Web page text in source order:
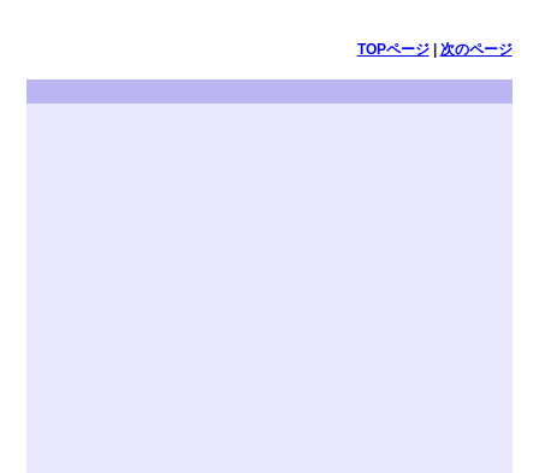
TOPページ| 次のページ